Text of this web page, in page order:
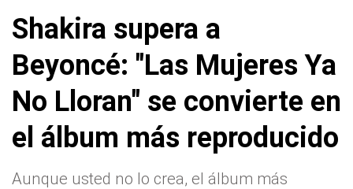
Shakira supera a
Beyoncé: "Las Mujeres Ya
No Lloran" se convierte en
el álbum más reproducido
Aunque usted no lo crea, el álbum más